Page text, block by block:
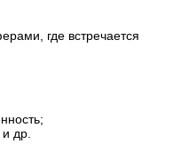
где встречается
др.